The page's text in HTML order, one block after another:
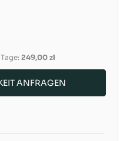
249,00 zł
ANFRAGEN